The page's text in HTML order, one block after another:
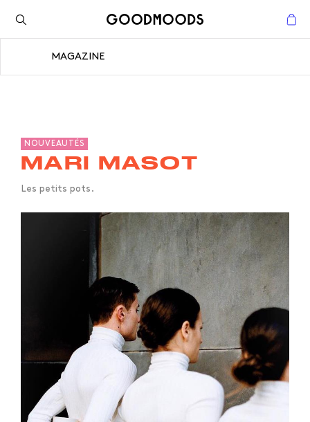
MAGAZINE
NOUVEAUTÉS
MARI MASOT
Les petits pots.
Retour à l'inspiration